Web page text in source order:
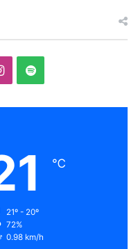
Instagram
Spotify
℃
21º - 20º
72%
0.98 km/h